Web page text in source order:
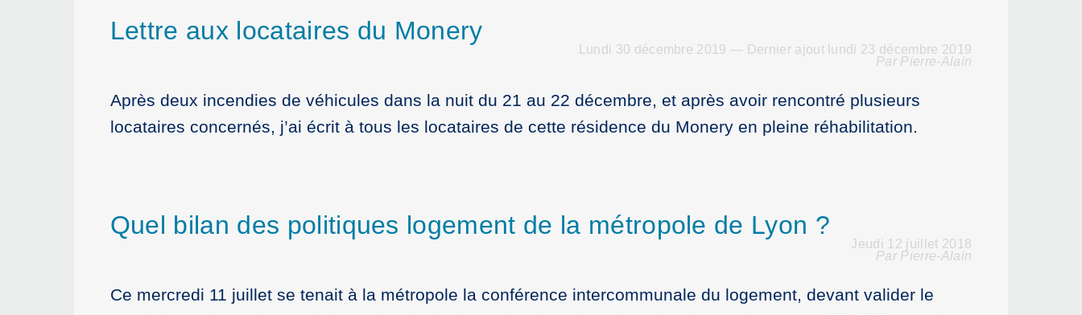
Lettre aux locataires du Monery
Lundi 30 décembre 2019 — Dernier ajout lundi 23 décembre 2019
Par Pierre-Alain
Après deux incendies de véhicules dans la nuit du 21 au 22 décembre, et après avoir rencontré plusieurs
locataires concernés, j’ai écrit à tous les locataires de cette résidence du Monery en pleine réhabilitation.
Quel bilan des politiques logement de la métropole de Lyon ?
Jeudi 12 juillet 2018
Par Pierre-Alain
Ce mercredi 11 juillet se tenait à la métropole la conférence intercommunale du logement, devant valider le